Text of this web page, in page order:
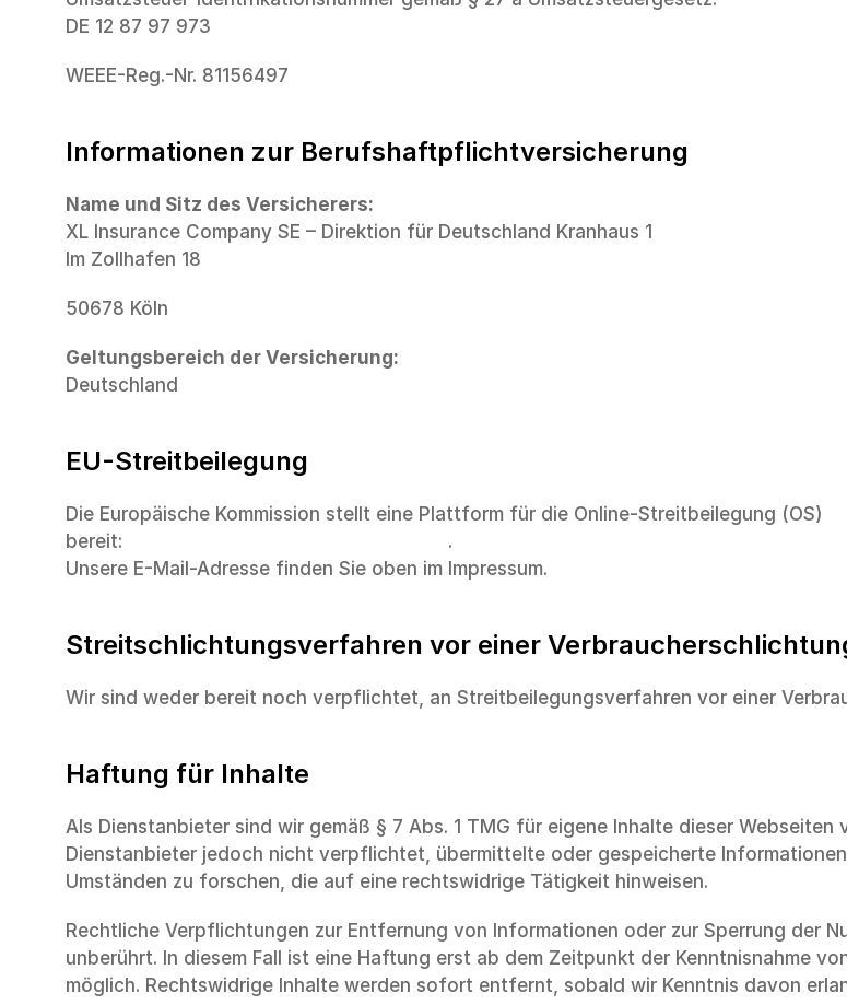
DE 12 87 97 973
WEEE-Reg.-Nr. 81156497
Informationen zur Berufshaftpflichtversicherung
Name und Sitz des Versicherers:
XL Insurance Company SE – Direktion für Deutschland Kranhaus 1
Im Zollhafen 18
50678 Köln
Geltungsbereich der Versicherung:
Deutschland
EU-Streitbeilegung
Die Europäische Kommission stellt eine Plattform für die Online-Streitbeilegung (OS)
bereit:
.
Unsere E-Mail-Adresse finden Sie oben im Impressum.
Streitschlichtungsverfahren vor einer
Wir sind weder bereit noch verpflichtet, an Streitbeilegungsverfahren vor einer
Haftung für Inhalte
Als Dienstanbieter sind wir gemäß § 7 Abs. 1 TMG für eigene Inhalte dieser Webseiten
Dienstanbieter jedoch nicht verpflichtet, übermittelte oder gespeicherte
Umständen zu forschen, die auf eine rechtswidrige Tätigkeit hinweisen.
Rechtliche Verpflichtungen zur Entfernung von Informationen oder zur Sperrung der
unberührt. In diesem Fall ist eine Haftung erst ab dem Zeitpunkt der Kenntnisnahme
möglich. Rechtswidrige Inhalte werden sofort entfernt, sobald wir Kenntnis davon